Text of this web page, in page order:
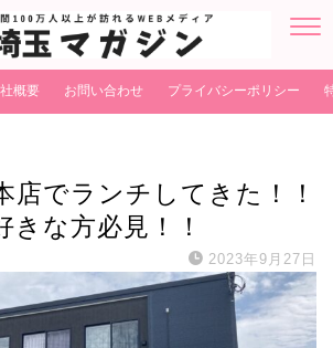
概要 お問い合わせ プライバシーポリシー
店でランチしてきた！！
きな方必見！！
2023年9月27日